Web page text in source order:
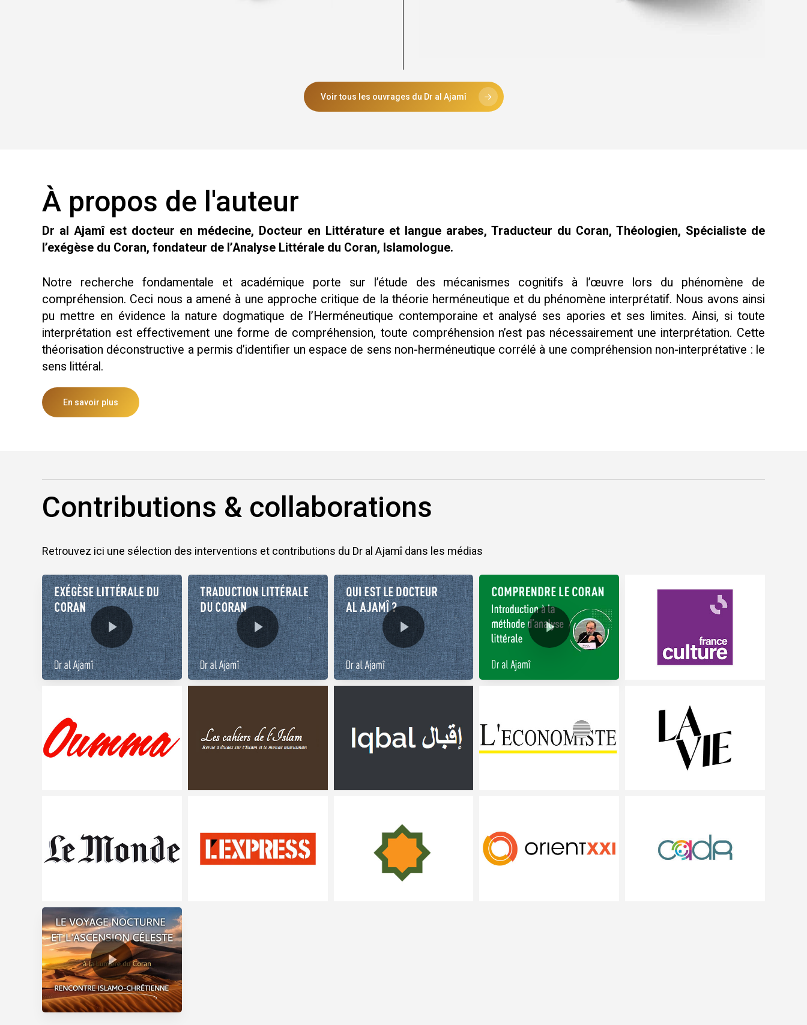
Voir tous les ouvrages du Dr al Ajamî
À propos de l'auteur
Dr al Ajamî est docteur en médecine, Docteur en Littérature et langue arabes, Traducteur du Coran, Théologien, Spécialiste de
l’exégèse du Coran, fondateur de l’Analyse Littérale du Coran, Islamologue.
Notre recherche fondamentale et académique porte sur l’étude des mécanismes cognitifs à l’œuvre lors du phénomène de
compréhension. Ceci nous a amené à une approche critique de la théorie herméneutique et du phénomène interprétatif. Nous avons ainsi
pu mettre en évidence la nature dogmatique de l’Herméneutique contemporaine et analysé ses apories et ses limites. Ainsi, si toute
interprétation est effectivement une forme de compréhension, toute compréhension n’est pas nécessairement une interprétation. Cette
théorisation déconstructive a permis d’identifier un espace de sens non-herméneutique corrélé à une compréhension non-interprétative : le
sens littéral.
En savoir plus
Contributions & collaborations
Retrouvez ici une sélection des interventions et contributions du Dr al Ajamî dans les médias
Play Video Play Video Play Video Play Video
Play Video